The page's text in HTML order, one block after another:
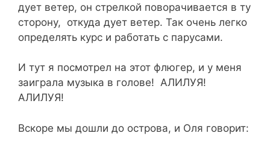
дует ветер, он стрелкой поворачивается в ту
сторону, откуда дует ветер. Так очень легко
определять курс и работать с парусами.
И тут я посмотрел на этот флюгер, и у меня
заиграла музыка в голове! АЛИЛУЯ!
АЛИЛУЯ!
Вскоре мы дошли до острова, и Оля говорит: